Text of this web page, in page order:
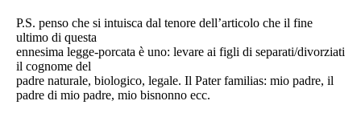
P.S. penso che si intuisca dal tenore dell’articolo che il fine
ultimo di questa
ennesima legge-porcata è uno: levare ai figli di separati/divorziati
il cognome del
padre naturale, biologico, legale. Il Pater familias: mio padre, il
padre di mio padre, mio bisnonno ecc.